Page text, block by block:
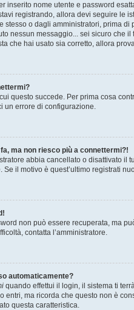
inserito nome utente e password
registrando, allora devi seguire le
stesso o dagli amministratori, prima
nessun messaggio... sei sicuro che
che hai usato sia corretto, allora
questo succede. Per prima cosa
un errore di configurazione.
ma non riesco più a connettermi?!
abbia cancellato o disattivato
Se il motivo è quest’ultimo registrati
non può essere recuperata, ma
contatta l’amministratore.
automaticamente?
quando effettui il login, il sistema ti
entri, ma ricorda che questo non è
questa caratteristica.